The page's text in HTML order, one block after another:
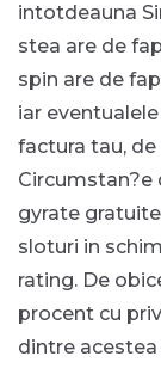
intotdeauna
stea are de
spin are de
iar
factura tau,
Circumstan?e
gyrate
sloturi in
rating. De
procent cu
dintre acestea